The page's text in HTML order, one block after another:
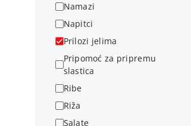
Namazi
Napitci
Prilozi jelima
Pripomoć za pripremu
slastica
Ribe
Riža
Salate